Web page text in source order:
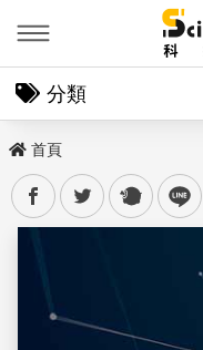
分類
首頁
facebooktwitter plurk line